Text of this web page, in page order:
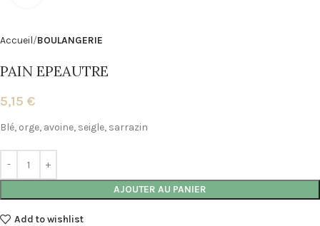
Accueil BOULANGERIE
PAIN EPEAUTRE
5,15 €
Blé, orge, avoine, seigle, sarrazin
AJOUTER AU PANIER
Add to wishlist